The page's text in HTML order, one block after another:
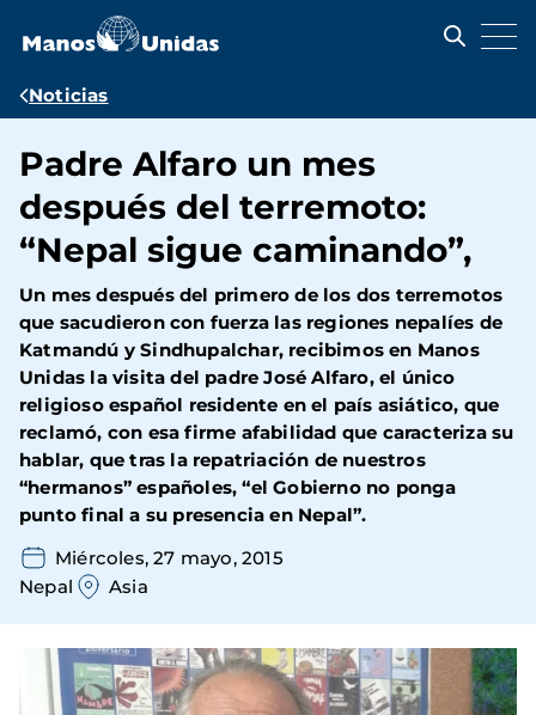
contenido
Ruta
navegación
Noticias
Padre Alfaro un mes
después del terremoto:
“Nepal sigue caminando”,
Un mes después del primero de los dos terremotos
que sacudieron con fuerza las regiones nepalíes de
Katmandú y Sindhupalchar, recibimos en Manos
Unidas la visita del padre José Alfaro, el único
religioso español residente en el país asiático, que
reclamó, con esa firme afabilidad que caracteriza su
hablar, que tras la repatriación de nuestros
“hermanos” españoles, “el Gobierno no ponga
punto final a su presencia en Nepal”.
Miércoles, 27 mayo, 2015
Nepal
Asia